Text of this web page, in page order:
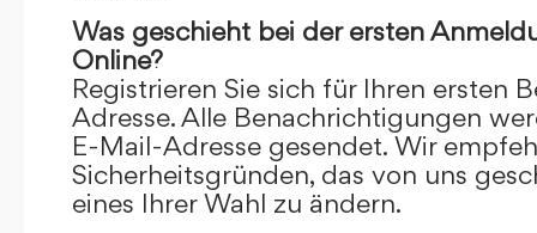
Was geschieht bei der ersten
Online?
Registrieren Sie sich für Ihren ersten
Adresse. Alle Benachrichtigungen
E-Mail-Adresse gesendet. Wir
Sicherheitsgründen, das von uns
eines Ihrer Wahl zu ändern.